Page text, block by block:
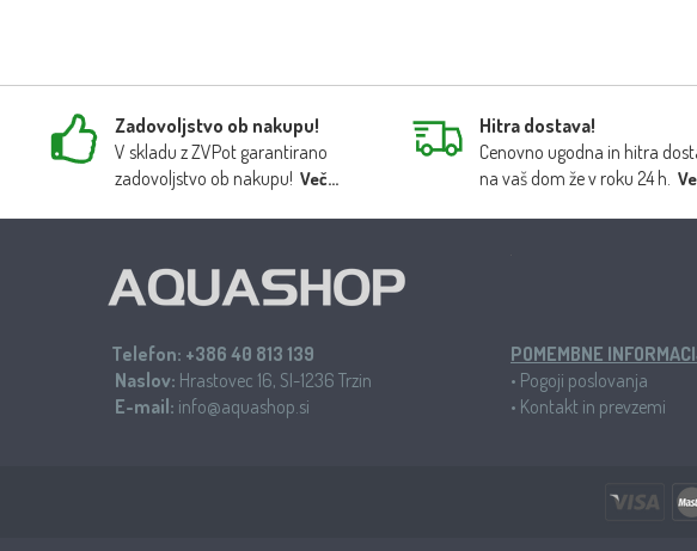
Zadovoljstvo ob nakupu!
V skladu z ZVPot garantirano
zadovoljstvo ob nakupu! Več...
Hitra dostava!
Cenovno ugodna in hitra
na vaš dom že v roku 24 h.
Telefon: +386 40 813 139
Naslov: Hrastovec 16, SI-1236 Trzin
E-mail: info@aquashop.si
POMEMBNE
• Pogoji poslovanja
• Kontakt in prevzemi